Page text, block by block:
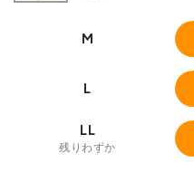
M
L
LL
残りわずか